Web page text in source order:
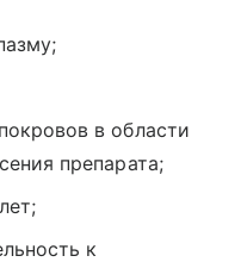
в области
препарата;
к